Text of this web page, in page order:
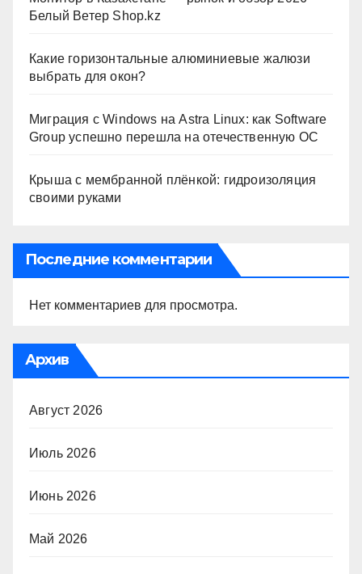
Белый Ветер Shop.kz
Какие горизонтальные алюминиевые жалюзи
выбрать для окон?
Миграция с Windows на Astra Linux: как Software
Group успешно перешла на отечественную ОС
Крыша с мембранной плёнкой: гидроизоляция
своими руками
Последние комментарии
Нет комментариев для просмотра.
Архив
Август 2026
Июль 2026
Июнь 2026
Май 2026